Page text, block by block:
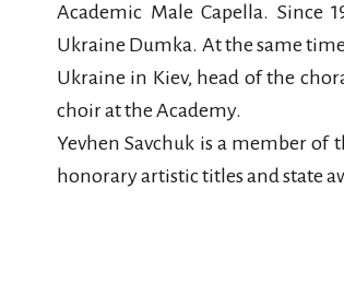
Academic Male Capella. Since
Ukraine Dumka. At the same
Ukraine in Kiev, head of the
choir at the Academy.
Yevhen Savchuk is a member of
honorary artistic titles and state